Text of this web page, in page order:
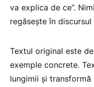
va explica de ce”.
regăsește în discursul
Textul original este
exemple concrete.
lungimii și